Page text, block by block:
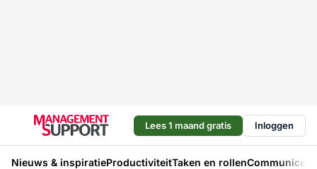
Lees 1 maand gratis Inloggen
Nieuws & inspiratieProductiviteitTaken en rollen